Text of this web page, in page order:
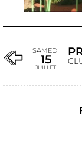
SAMEDI
15
JUILLET